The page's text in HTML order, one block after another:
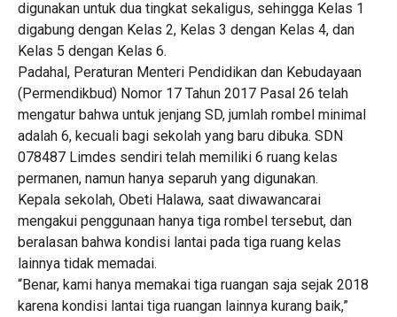
digunakan untuk dua tingkat sekaligus, sehingga Kelas 1
digabung dengan Kelas 2, Kelas 3 dengan Kelas 4, dan
Kelas 5 dengan Kelas 6.
Padahal, Peraturan Menteri Pendidikan dan Kebudayaan
(Permendikbud) Nomor 17 Tahun 2017 Pasal 26 telah
mengatur bahwa untuk jenjang SD, jumlah rombel minimal
adalah 6, kecuali bagi sekolah yang baru dibuka. SDN
078487 Limdes sendiri telah memiliki 6 ruang kelas
permanen, namun hanya separuh yang digunakan.
Kepala sekolah, Obeti Halawa, saat diwawancarai
mengakui penggunaan hanya tiga rombel tersebut, dan
beralasan bahwa kondisi lantai pada tiga ruang kelas
lainnya tidak memadai.
“Benar, kami hanya memakai tiga ruangan saja sejak 2018
karena kondisi lantai tiga ruangan lainnya kurang baik,”